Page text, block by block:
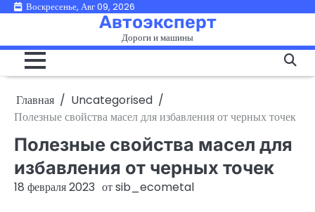
ПерейтиВоскресенье, Авг 09, 2026
Автоэксперт
Дороги и машины
Главная
Uncategorised
Полезные свойства масел для избавления от черных точек
Полезные свойства масел для
избавления от черных точек
18 февраля 2023 отsib_ecometal